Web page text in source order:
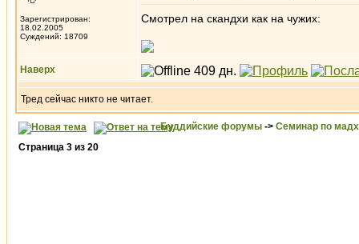
Зарегистрирован:
18.02.2005
Суждений: 18709
Смотрел на скандхи как на чужих:
Наверх
Тред сейчас никто не читает.
Буддийские форумы -> Семинар по
Страница 3 из 20